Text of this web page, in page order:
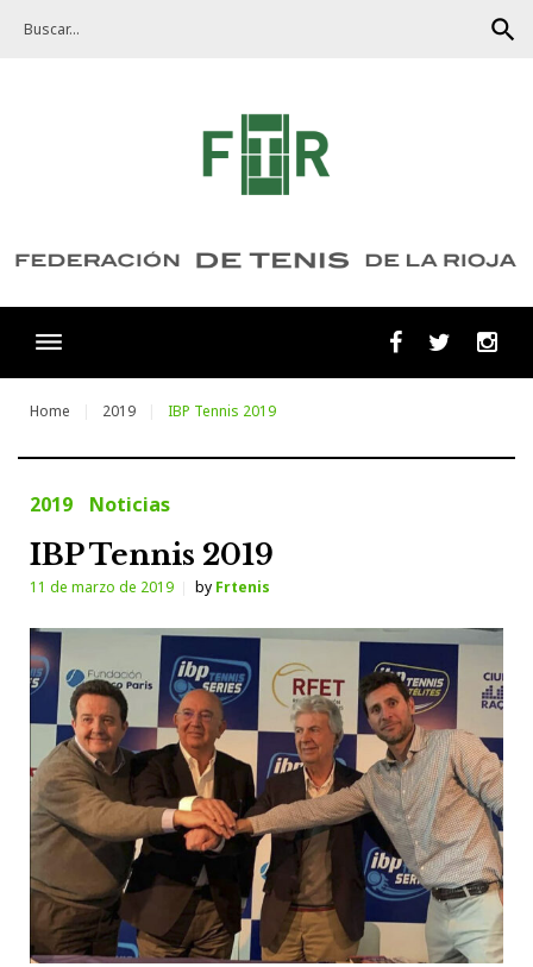
search
FacebookTwitter
Home 2019 IBP Tennis 2019
2019 Noticias
IBP Tennis 2019
11 de marzo de 2019 by Frtenis